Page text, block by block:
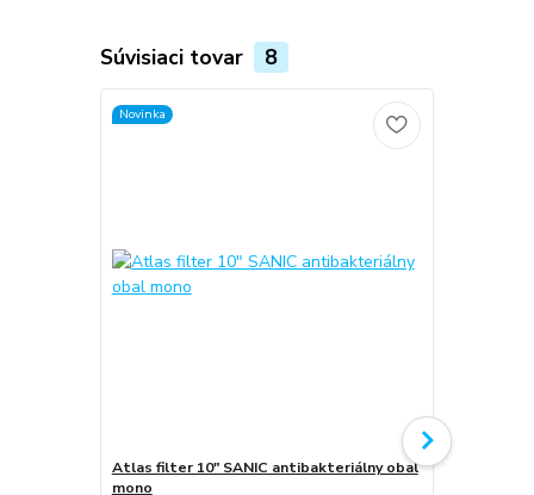
Súvisiaci tovar 8
Novinka
Atlas filter 10" SANIC antibakteriálny obal
mono